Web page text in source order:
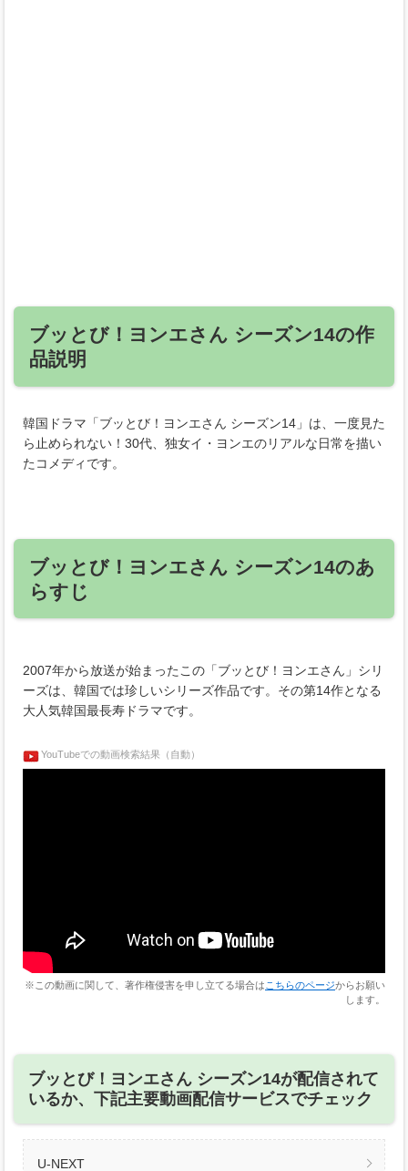
ブッとび！ヨンエさん シーズン14の作
品説明
韓国ドラマ「ブッとび！ヨンエさん シーズン14」は、一度見た
ら止められない！30代、独女イ・ヨンエのリアルな日常を描い
たコメディです。
ブッとび！ヨンエさん シーズン14のあ
らすじ
2007年から放送が始まったこの「ブッとび！ヨンエさん」シリ
ーズは、韓国では珍しいシリーズ作品です。その第14作となる
大人気韓国最長寿ドラマです。
YouTubeでの動画検索結果（自動）
※この動画に関して、著作権侵害を申し立てる場合は こちらのページからお願い
します。
ブッとび！ヨンエさん シーズン14が配信されて
いるか、下記主要動画配信サービスでチェック
U-NEXT